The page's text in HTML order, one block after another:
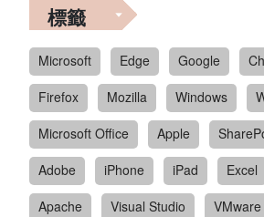
標籤
Microsoft Edge Google
Firefox
Mozilla Windows
Microsoft Office
Apple
Adobe
iPhone iPad Excel
Apache
Visual Studio VMware